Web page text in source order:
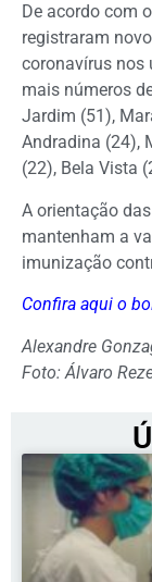
De acordo com
registraram
coronavírus nos
mais números
Jardim (51),
Andradina (24),
(22), Bela Vista
A orientação
mantenham a
imunização
Confira aqui o
Alexandre
Foto: Álvaro